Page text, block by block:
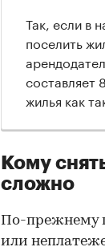
Так, если в
поселить
составляет
жилья как
Кому
сложно
По-прежнему
или